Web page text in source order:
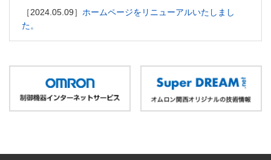
［2024.05.09］ ホームページをリニューアルいたしまし
た。